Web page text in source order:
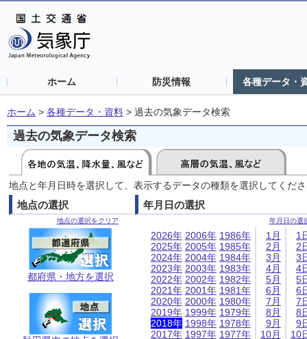
ホーム 防災情報 各種データ・
ホーム > 各種データ・資料 > 過去の気象データ検索
過去の気象データ検索
地点と年月日時を選択して、表示するデータの種類を選択してくだ
地点の選択
地点の選択をクリア
都府県・地方を選択
年月日の選択
年月日の選
2026年
2025年
2024年
2023年
2022年
2021年
2020年
2019年
2018年
2017年
2006年
2005年
2004年
2003年
2002年
2001年
2000年
1999年
1998年
1997年
1986年
1985年
1984年
1983年
1982年
1981年
1980年
1979年
1978年
1977年
1月
2月
3月
4月
5月
6月
7月
8月
9月
10月
1
2
3
4
5
6
7
8
9
10